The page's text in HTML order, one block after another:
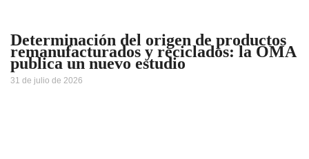
Determinación del origen de productos
remanufacturados y reciclados: la OMA
publica un nuevo estudio
31 de julio de 2026